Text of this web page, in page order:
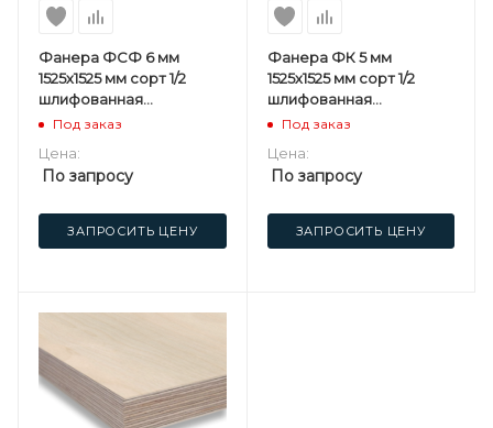
Фанера ФСФ 6 мм
1525х1525 мм сорт 1/2
шлифованная
березовая
Под заказ
Цена:
По запросу
ЗАПРОСИТЬ ЦЕНУ
Фанера ФК 5 мм
1525х1525 мм сорт 1/2
шлифованная
березовая
Под заказ
Цена:
По запросу
ЗАПРОСИТЬ ЦЕНУ